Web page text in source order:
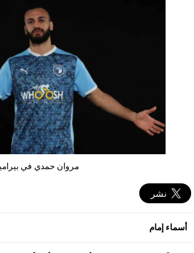
مروان حمدي في
أسماء إمام